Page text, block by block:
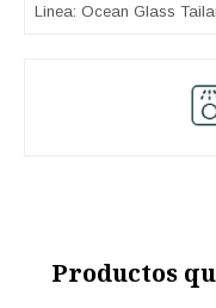
Linea: Ocean Glass
Productos